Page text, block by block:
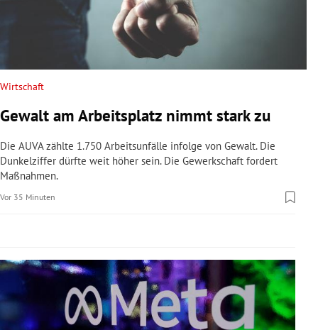
Untermenü
Untermenü
Untermenü
Untermenü
Untermenü
Untermenü
Wirtschaft
Gewalt am Arbeitsplatz nimmt stark zu
Die AUVA zählte 1.750 Arbeitsunfälle infolge von Gewalt. Die
Dunkelziffer dürfte weit höher sein. Die Gewerkschaft fordert
Maßnahmen.
Vor 35 Minuten